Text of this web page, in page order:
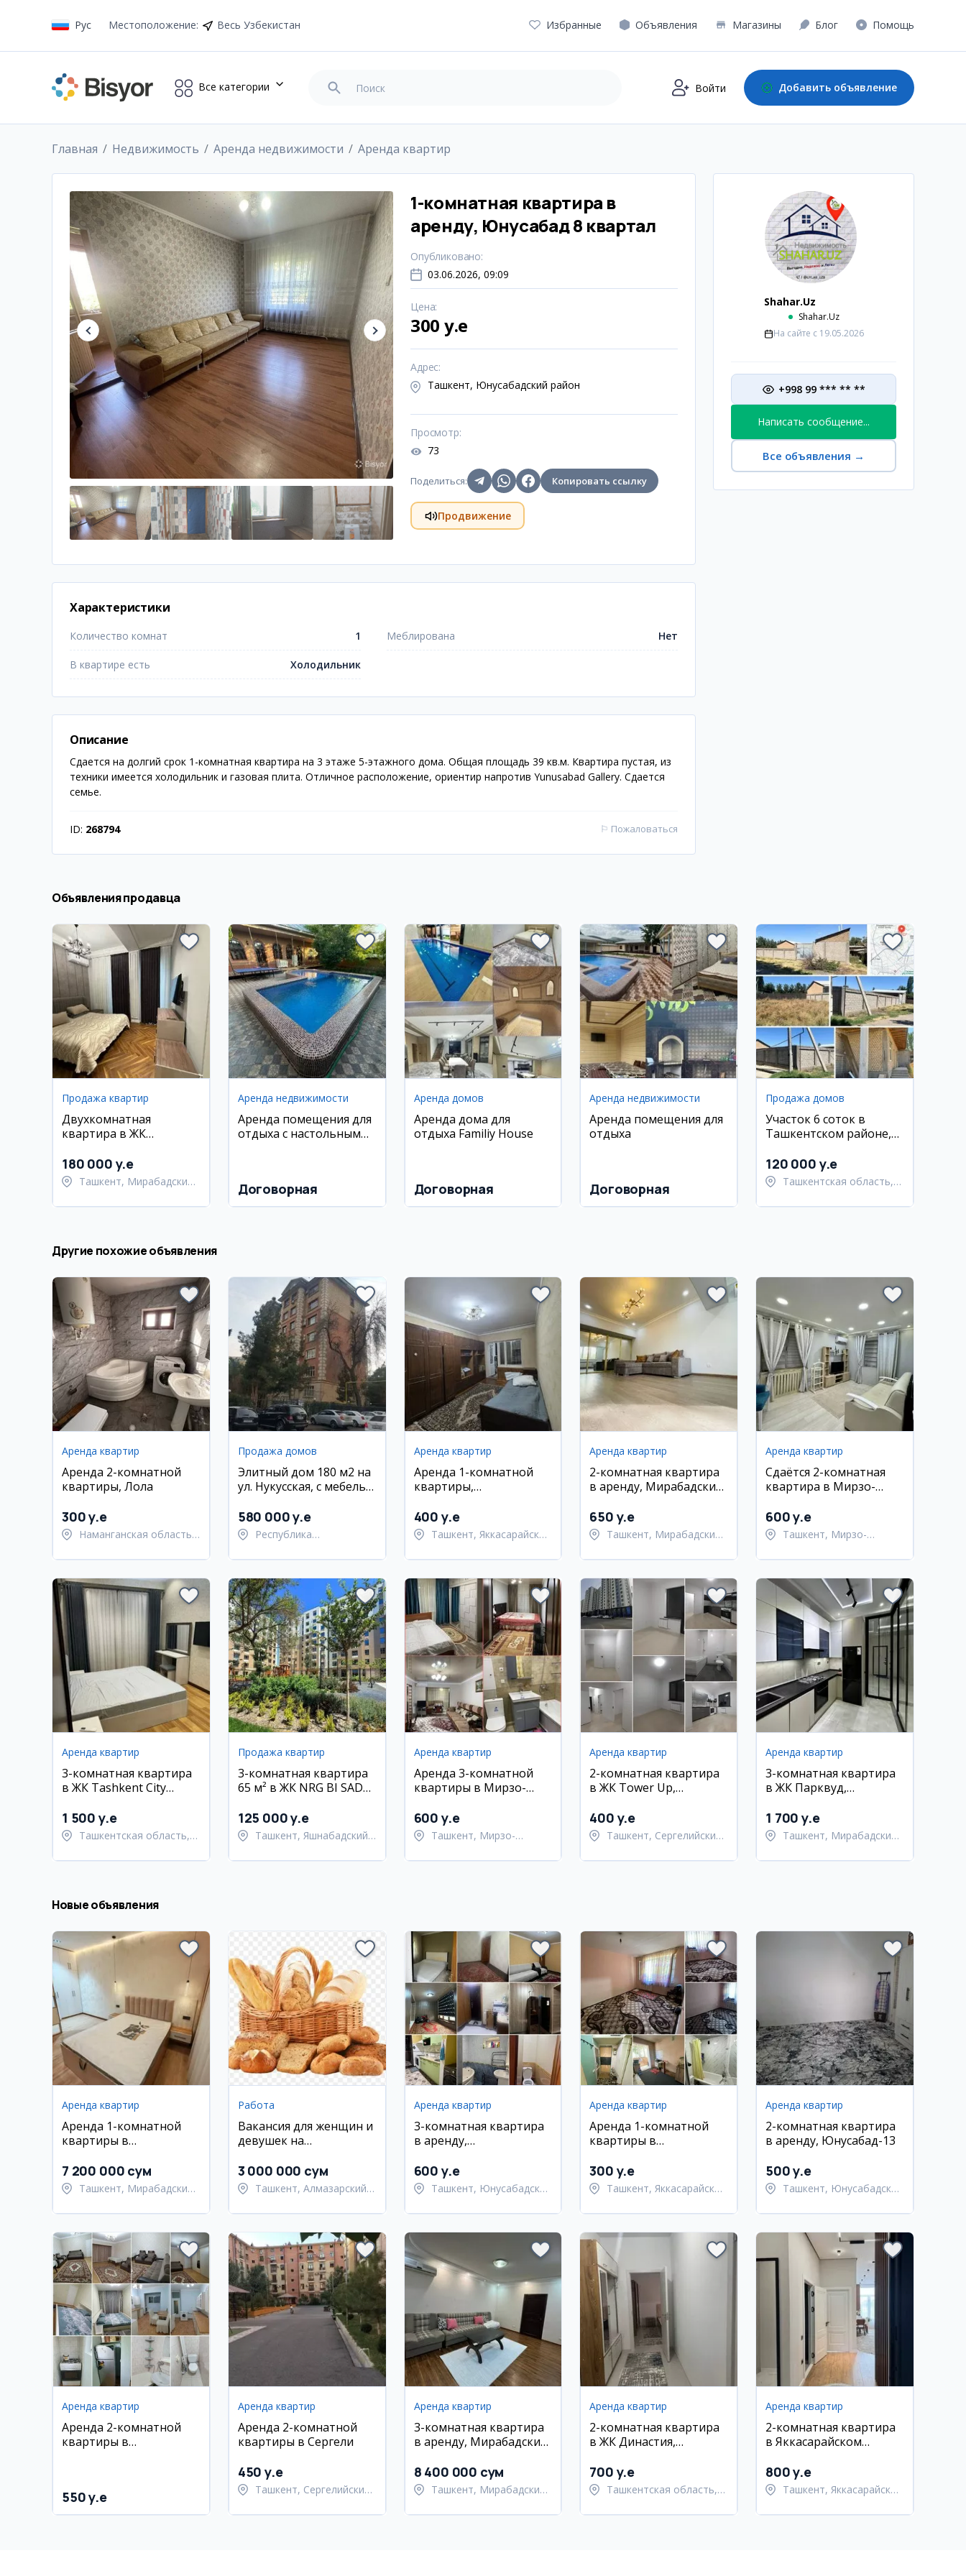
Рус Местоположение: Весь Узбекистан Избранные Объявления Магазины Блог Помощь
Все категории Войти Добавить объявление
Главная Недвижимость Аренда недвижимости Аренда квартир
1-комнатная квартира в
аренду, Юнусабад 8 квартал
Опубликовано:
03.06.2026, 09:09
Цена:
300 y.e
Адрес:
Ташкент, Юнусабадский район
Просмотр:
73
Поделиться: Копировать ссылку
Продвижение
Характеристики
Количество комнат 1 Меблирована Нет
В квартире есть Холодильник
Описание
Сдается на долгий срок 1-комнатная квартира на 3 этаже 5-этажного дома. Общая площадь 39 кв.м. Квартира пустая, из
техники имеется холодильник и газовая плита. Отличное расположение, ориентир напротив Yunusabad Gallery. Сдается
семье.
ID: 268794 ⚐ Пожаловаться
Shahar.Uz
Shahar.Uz
На сайте с 19.05.2026
+998 99 *** ** **
Написать сообщение...
Все объявления →
Объявления продавца
Продажа квартир
Двухкомнатная
квартира в ЖК
180 000 y.e
Ташкент, Мирабадский
Аренда недвижимости
Аренда помещения для
отдыха с настольным
Договорная
Аренда домов
Аренда дома для
отдыха Familiy House
Договорная
Аренда недвижимости
Аренда помещения для
отдыха
Договорная
Продажа домов
Участок 6 соток в
Ташкентском районе,
120 000 y.e
Ташкентская область,
Другие похожие объявления
Аренда квартир
Аренда 2-комнатной
квартиры, Лола
300 y.e
Наманганская область,
Продажа домов
Элитный дом 180 м2 на
ул. Нукусская, с мебелью
580 000 y.e
Республика
Нукусский район
Аренда квартир
Аренда 1-комнатной
квартиры,
ул. Кушбеги
400 y.e
Ташкент, Яккасарайский
Аренда квартир
2-комнатная квартира
в аренду, Мирабадский
650 y.e
Ташкент, Мирабадский
Аренда квартир
Сдаётся 2-комнатная
квартира в Мирзо-
600 y.e
Ташкент, Мирзо-
Аренда квартир
3-комнатная квартира
в ЖК Tashkent City
1 500 y.e
Ташкентская область,
Продажа квартир
3-комнатная квартира
65 м² в ЖК NRG BI SADO,
125 000 y.e
Ташкент, Яшнабадский
Аренда квартир
Аренда 3-комнатной
квартиры в Мирзо-
600 y.e
Ташкент, Мирзо-
Аренда квартир
2-комнатная квартира
в ЖК Tower Up,
400 y.e
Ташкент, Сергелийский
Аренда квартир
3-комнатная квартира
в ЖК Парквуд,
1 700 y.e
Ташкент, Мирабадский
Новые объявления
Аренда квартир
Аренда 1-комнатной
квартиры в
7 200 000 сум
Ташкент, Мирабадский
Работа
Вакансия для женщин и
девушек на
хлебобулочных изделий
3 000 000 сум
Ташкент, Алмазарский
Аренда квартир
3-комнатная квартира
в аренду,
18 квартал
600 y.e
Ташкент, Юнусабадский
Аренда квартир
Аренда 1-комнатной
квартиры в
300 y.e
Ташкент, Яккасарайский
Аренда квартир
2-комнатная квартира
в аренду, Юнусабад-13
500 y.e
Ташкент, Юнусабадский
Аренда квартир
Аренда 2-комнатной
квартиры в
550 y.e
Аренда квартир
Аренда 2-комнатной
квартиры в Сергели
450 y.e
Ташкент, Сергелийский
Аренда квартир
3-комнатная квартира
в аренду, Мирабадский
8 400 000 сум
Ташкент, Мирабадский
Аренда квартир
2-комнатная квартира
в ЖК Династия,
700 y.e
Ташкентская область,
Аренда квартир
2-комнатная квартира
в Яккасарайском
800 y.e
Ташкент, Яккасарайский